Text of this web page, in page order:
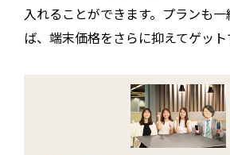
入れることができます。プランも
ば、端末価格をさらに抑えてゲット